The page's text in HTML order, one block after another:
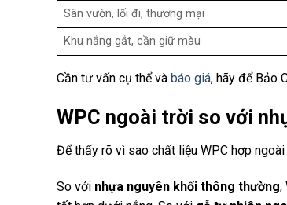
Sân vườn, lối đi, thương mại
Khu nắng gắt, cần giữ màu
Cần tư vấn cụ thể và báo giá, hãy để Bảo
WPC ngoài trời so với
Để thấy rõ vì sao chất liệu WPC hợp
So với nhựa nguyên khối thông thường,